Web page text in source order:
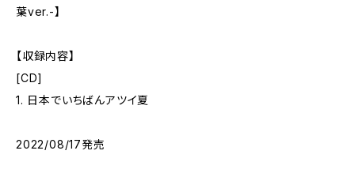
葉ver.-】
【収録内容】
[CD]
1. 日本でいちばんアツイ夏
2022/08/17発売